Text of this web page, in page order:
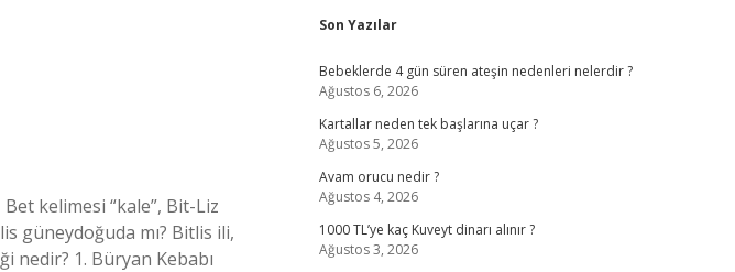
kelimesi “kale”, Bit-Liz
güneydoğuda mı? Bitlis ili,
nedir? 1. Büryan Kebabı
Sidebar
Son Yazılar
Bebeklerde 4 gün süren ateşin nedenleri nelerdir ?
Ağustos 6, 2026
Kartallar neden tek başlarına uçar ?
Ağustos 5, 2026
Avam orucu nedir ?
Ağustos 4, 2026
1000 TL’ye kaç Kuveyt dinarı alınır ?
Ağustos 3, 2026